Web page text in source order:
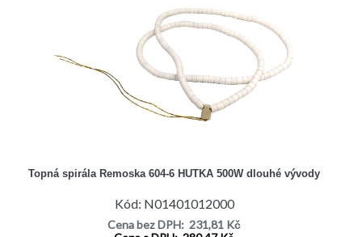
Topná spirála Remoska 604-6 HUTKA 500W dlouhé vývody
Kód: N01401012000
Cena bez DPH: 231,81 Kč